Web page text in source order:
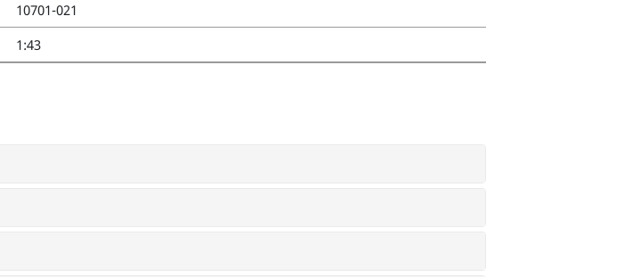
10701-021
1:43